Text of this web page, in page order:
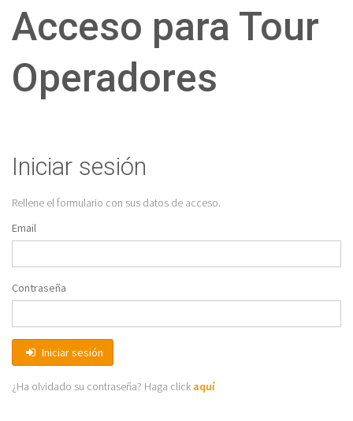
Acceso para Tour
Operadores
Iniciar sesión
Rellene el formulario con sus datos de acceso.
Email
Contraseña
Iniciar sesión
¿Ha olvidado su contraseña? Haga click aquí